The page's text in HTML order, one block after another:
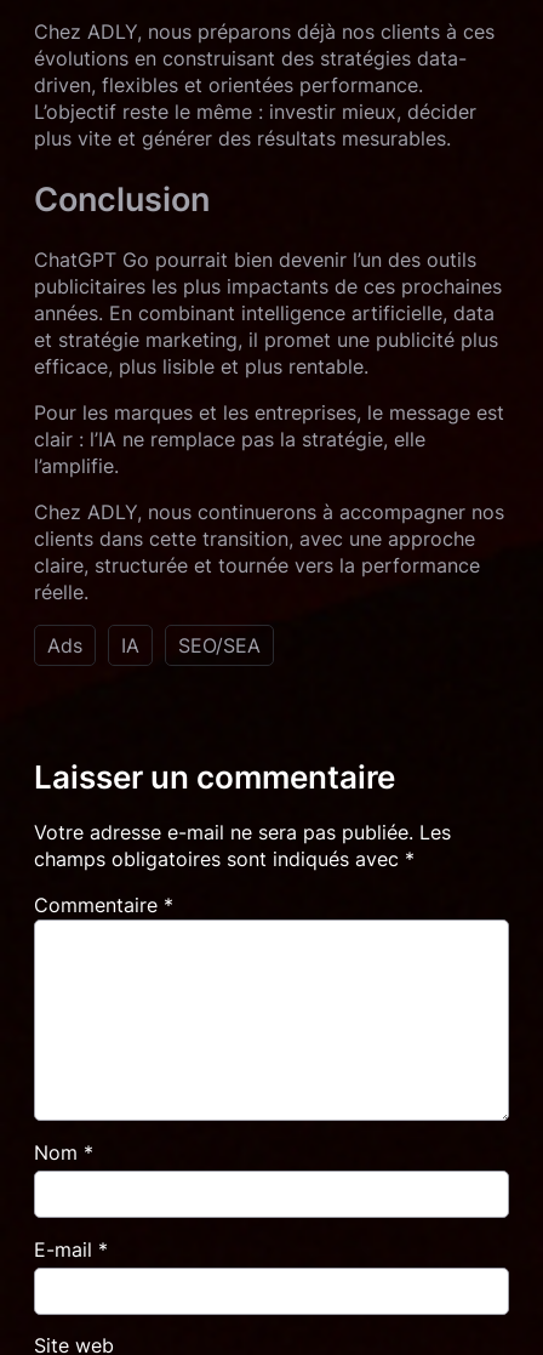
Chez ADLY, nous préparons déjà nos clients à ces
évolutions en construisant des stratégies data-
driven, flexibles et orientées performance.
L’objectif reste le même : investir mieux, décider
plus vite et générer des résultats mesurables.
Conclusion
ChatGPT Go pourrait bien devenir l’un des outils
publicitaires les plus impactants de ces prochaines
années. En combinant intelligence artificielle, data
et stratégie marketing, il promet une publicité plus
efficace, plus lisible et plus rentable.
Pour les marques et les entreprises, le message est
clair : l’IA ne remplace pas la stratégie, elle
l’amplifie.
Chez ADLY, nous continuerons à accompagner nos
clients dans cette transition, avec une approche
claire, structurée et tournée vers la performance
réelle.
Ads IA SEO/SEA
Laisser un commentaire
Votre adresse e-mail ne sera pas publiée. Les
champs obligatoires sont indiqués avec *
Commentaire *
Nom *
E-mail *
Site web